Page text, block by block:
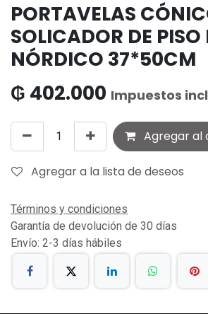
PORTAVELAS
SOLICADOR DE PISO
NÓRDICO 37*50CM
₲ 402.000 Impuestos
Agregar al
Agregar a la lista de deseos
Términos y condiciones
Garantía de devolución de 30 días
Envío: 2-3 días hábiles